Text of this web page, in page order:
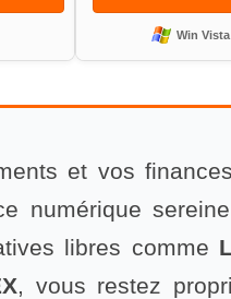
Win Vista
et vos
numérique
libres comme
, vous restez